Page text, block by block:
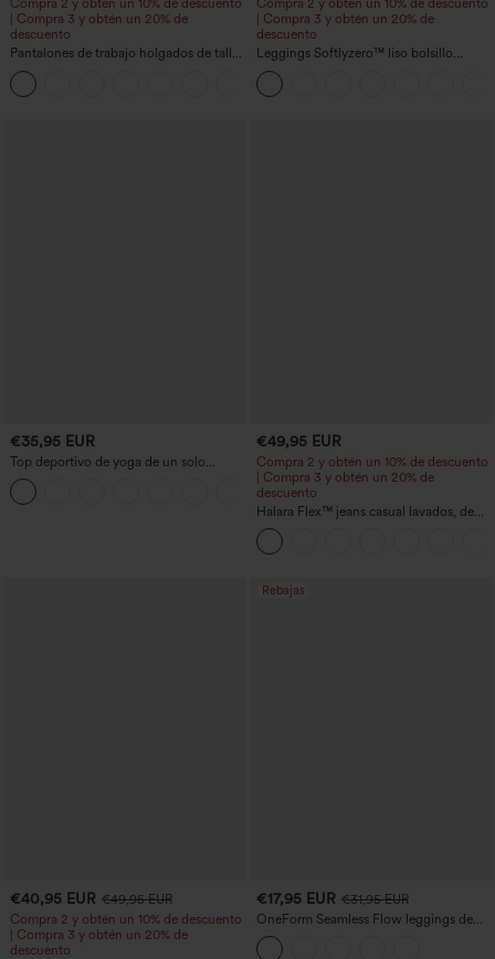
Compra 2 y obtén un 10% de descuento
| Compra 3 y obtén un 20% de
descuento
Pantalones de trabajo holgados de talle
medio con bolsillos y pernera estilo
barril
Compra 2 y obtén un 10% de descuento
| Compra 3 y obtén un 20% de
descuento
Leggings Softlyzero™ liso bolsillo
cruzado-UPF50+
€35,95 EUR
Top deportivo de yoga de un solo
hombro, manga corta, dobladillo curvo,
corte alto-bajo (más largo detrás), de
secado rápido y con sujetador integrado
€49,95 EUR
Compra 2 y obtén un 10% de descuento
| Compra 3 y obtén un 20% de
descuento
Halara Flex™ jeans casual lavados, de
talle bajo, estilo baggy de pierna ancha
con bolsillos con cremallera
€40,95 EUR €49,95 EUR
Compra 2 y obtén un 10% de descuento
| Compra 3 y obtén un 20% de
descuento
Rebajas
€17,95 EUR €31,95 EUR
OneForm Seamless Flow leggings de
yoga de talle alto con control abdominal
y realce de glúteos